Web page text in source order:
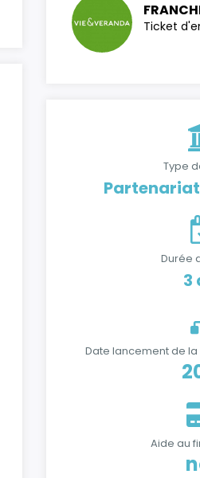
Ticket
Type
Durée
3
Date lancement de
Aide au